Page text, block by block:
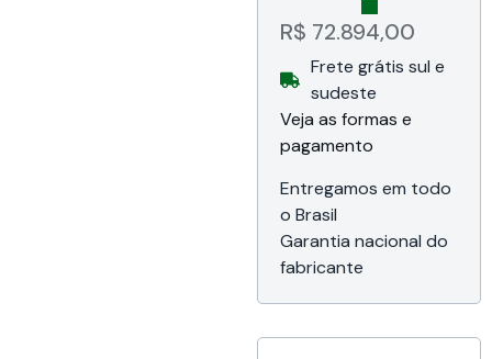
Controladoras 4
portas iSCSI 10Gb
Base-T, Suporta
até 24 unidades
SFF, RAID 0, 1, 5, 6,
10, Gerenciamento
ME Storage
Manager (MESM),
proteção (Bezel),
2 Fontes (1+1) de
580W, Formato
Rack 2U, Garantia
de 48 meses
Onsite
R$ 72.894,00
Frete grátis sul e
sudeste
Veja as formas e
pagamento
Entregamos em todo
o Brasil
Garantia nacional do
fabricante